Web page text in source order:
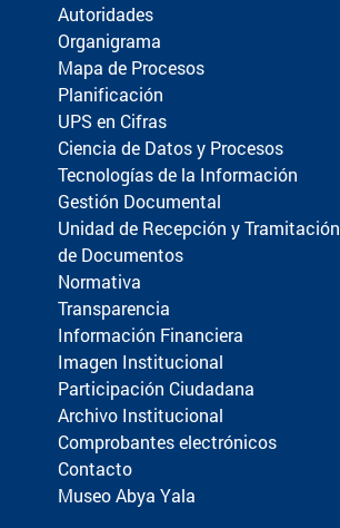
Autoridades
Organigrama
Mapa de Procesos
Planificación
UPS en Cifras
Ciencia de Datos y Procesos
Tecnologías de la Información
Gestión Documental
Unidad de Recepción y Tramitación
de Documentos
Normativa
Transparencia
Información Financiera
Imagen Institucional
Participación Ciudadana
Archivo Institucional
Comprobantes electrónicos
Contacto
Museo Abya Yala